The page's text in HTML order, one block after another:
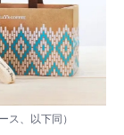
ス、以下同）